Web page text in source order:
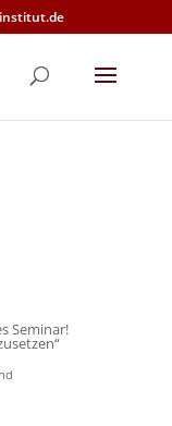
Seminar!